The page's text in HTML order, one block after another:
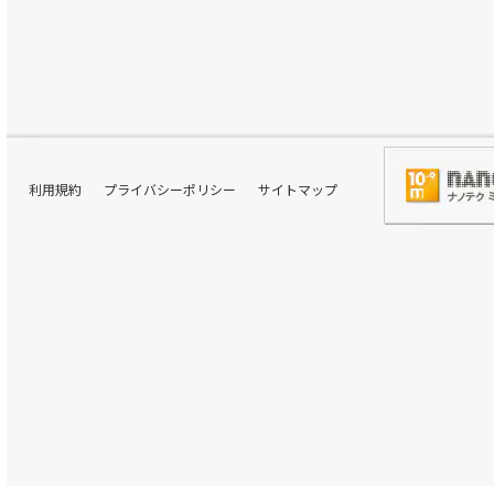
利用規約 プライバシーポリシー サイトマップ